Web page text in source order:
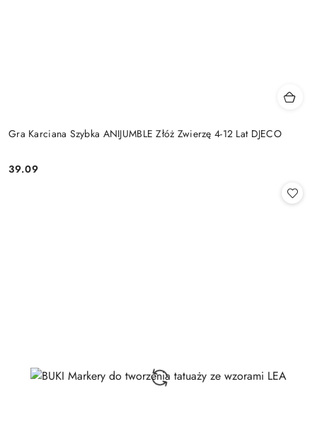
Gra Karciana Szybka ANIJUMBLE Złóż Zwierzę 4-12 Lat DJECO
Cena:
39.09